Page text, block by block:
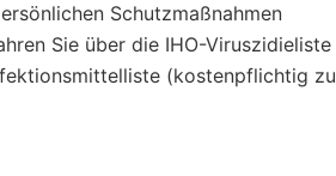
Schutzmaßnahmen
Sie über die IHO-Viruszidieliste
(kostenpflichtig zu